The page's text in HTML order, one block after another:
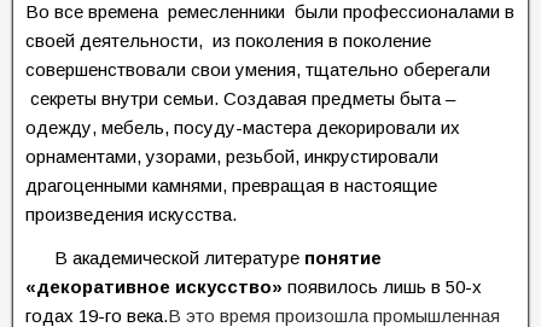
Во все времена ремесленники были профессионалами в
своей деятельности, из поколения в поколение
совершенствовали свои умения, тщательно оберегали
секреты внутри семьи. Создавая предметы быта –
одежду, мебель, посуду-мастера декорировали их
орнаментами, узорами, резьбой, инкрустировали
драгоценными камнями, превращая в настоящие
произведения искусства.
В академической литературе понятие
«декоративное искусство» появилось лишь в 50-х
годах 19-го века.В это время произошла промышленная